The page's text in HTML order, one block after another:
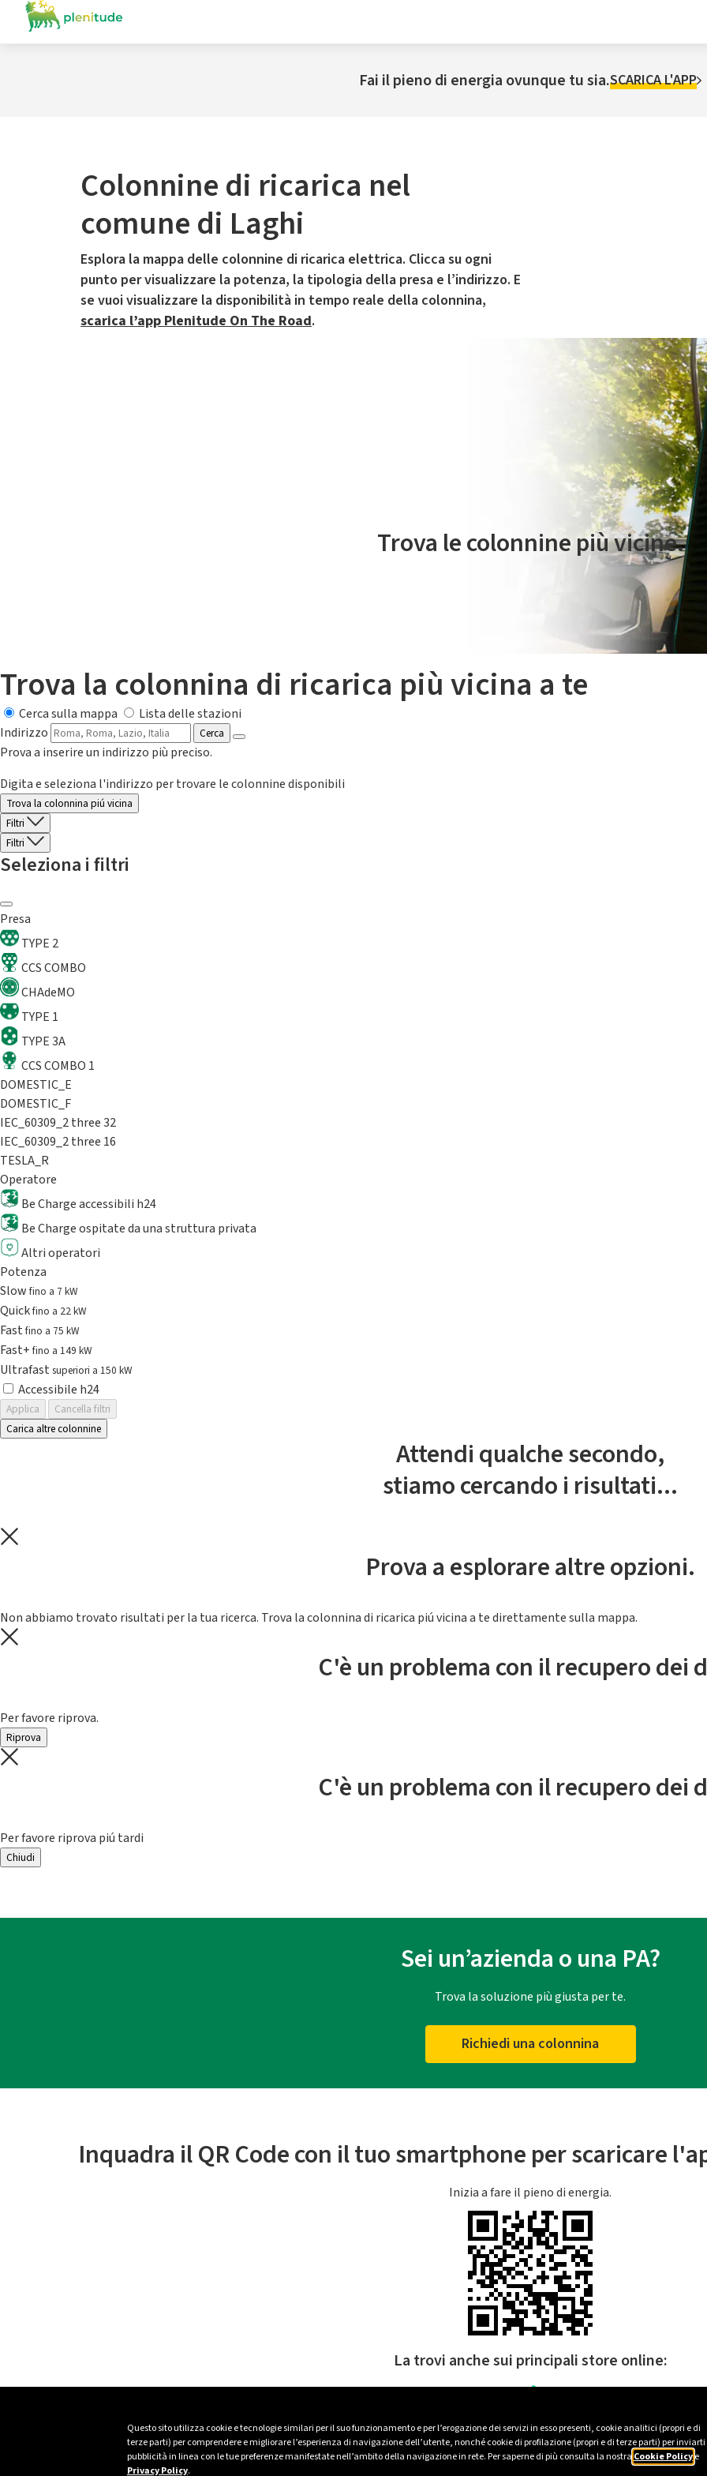
Questo sito utilizza cookie e tecnologie similari per il suo funzionamento e per l’erogazione dei servizi in esso presenti, cookie analitici (propri e di
terze parti) per comprendere e migliorare l’esperienza di navigazione dell’utente, nonché cookie di profilazione (propri e di terze parti) per inviarti
pubblicità in linea con le tue preferenze manifestate nell’ambito della navigazione in rete. Per saperne di più consulta la nostra Cookie Policye
Privacy Policy.
Fai il pieno di energia ovunque tu sia.SCARICA L'APP
Colonnine di ricarica nel
comune di Laghi
Esplora la mappa delle colonnine di ricarica elettrica. Clicca su ogni
punto per visualizzare la potenza, la tipologia della presa e l’indirizzo. E
se vuoi visualizzare la disponibilità in tempo reale della colonnina,
scarica l’app Plenitude On The Road.
Il servizio di mobilità elettrica è gestito da Plenitude On The Road
Trova le colonnine più vicine.
Trova la colonnina di ricarica più vicina a te
Cerca sulla mappa
Lista delle stazioni
Indirizzo
Cerca
Prova a inserire un indirizzo più preciso.
Digita e seleziona l'indirizzo per trovare le colonnine disponibili
Trova la colonnina piú vicina
Filtri
Filtri
Seleziona i filtri
Presa
TYPE 2
CCS COMBO
CHAdeMO
TYPE 1
TYPE 3A
CCS COMBO 1
DOMESTIC_E
DOMESTIC_F
IEC_60309_2 three 32
IEC_60309_2 three 16
TESLA_R
Operatore
Be Charge accessibili h24
Be Charge ospitate da una struttura privata
Altri operatori
Potenza
Slowfino a 7 kW
Quickfino a 22 kW
Fastfino a 75 kW
Fast+fino a 149 kW
Ultrafast superiori a 150 kW
Accessibile h24
Applica
Cancella filtri
Carica altre colonnine
Attendi qualche secondo,
stiamo cercando i risultati...
Prova a esplorare altre opzioni.
Non abbiamo trovato risultati per la tua ricerca. Trova la colonnina di ricarica piú vicina a te direttamente sulla mappa.
C'è un problema con il recupero dei
Per favore riprova.
Riprova
C'è un problema con il recupero dei
Per favore riprova piú tardi
Chiudi
Sei un’azienda o una PA?
Trova la soluzione più giusta per te.
Richiedi una colonnina
Inquadra il QR Code con il tuo smartphone per scaricare
Inizia a fare il pieno di energia.
La trovi anche sui principali store online: